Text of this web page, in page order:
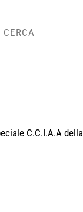
C.C.I.A.A